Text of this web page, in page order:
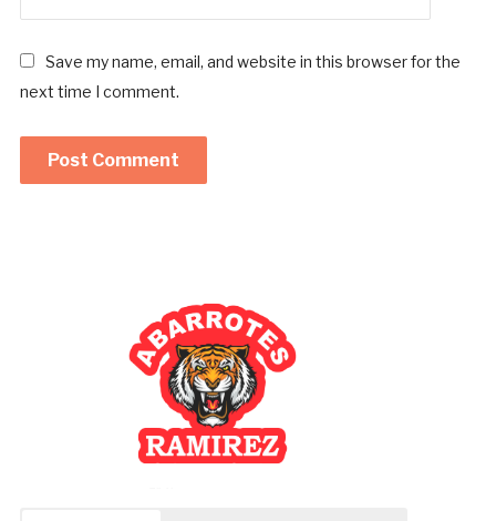
Save my name, email, and website in this browser for the
next time I comment.